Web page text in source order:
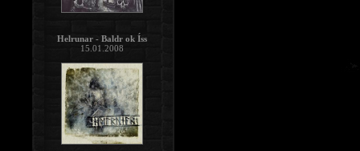
Helrunar - Baldr ok Íss
15.01.2008